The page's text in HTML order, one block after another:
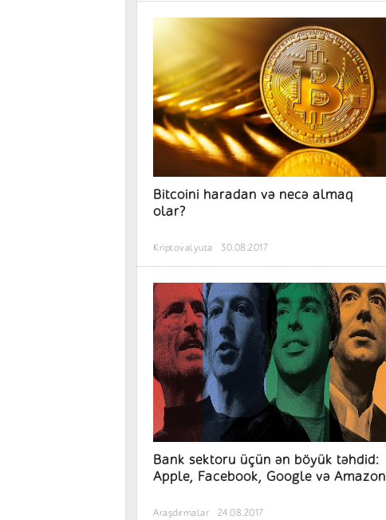
Bitcoini haradan və necə almaq
olar?
Kriptovalyuta 30.08.2017
Bank sektoru üçün ən böyük təhdid:
Apple, Facebook, Google və Amazon
Araşdırmalar 24.08.2017